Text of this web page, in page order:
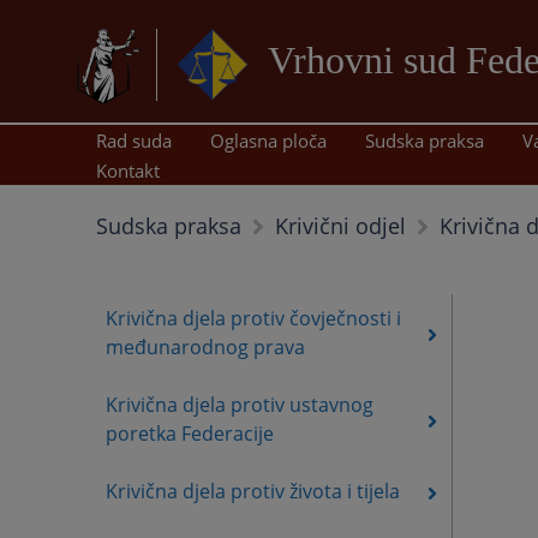
Vrhovni sud
Rad suda Oglasna ploča Sudska praksa
Kontakt
Sudska praksa Krivični odjel Krivična
Krivična djela protiv čovječnosti i
međunarodnog prava
Krivična djela protiv ustavnog
poretka Federacije
Krivična djela protiv života i tijela